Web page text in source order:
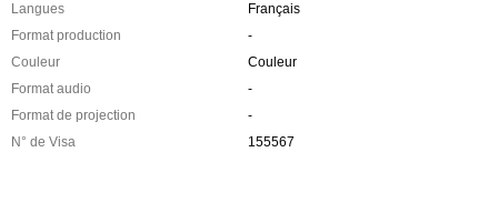
Langues
Français
Format production
-
Couleur
Couleur
Format audio
-
Format de projection
-
N° de Visa
155567